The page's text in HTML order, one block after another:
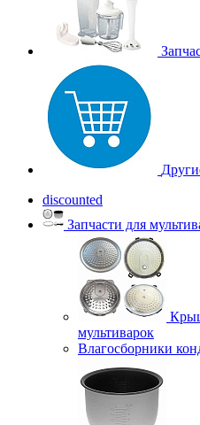
discounted
Запчасти для
мультиварок
Влагосборники